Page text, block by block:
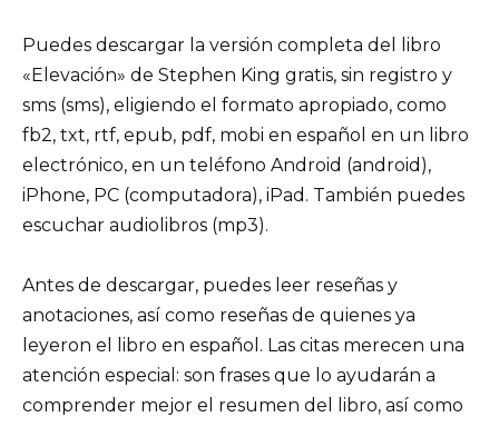
Puedes descargar la versión completa del libro
«Elevación» de Stephen King gratis, sin registro y
sms (sms), eligiendo el formato apropiado, como
fb2, txt, rtf, epub, pdf, mobi en español en un libro
electrónico, en un teléfono Android (android),
iPhone, PC (computadora), iPad. También puedes
escuchar audiolibros (mp3).
Antes de descargar, puedes leer reseñas y
anotaciones, así como reseñas de quienes ya
leyeron el libro en español. Las citas merecen una
atención especial: son frases que lo ayudarán a
comprender mejor el resumen del libro, así como